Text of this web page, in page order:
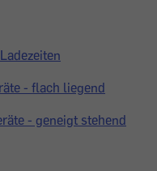
- flach liegend
- geneigt stehend